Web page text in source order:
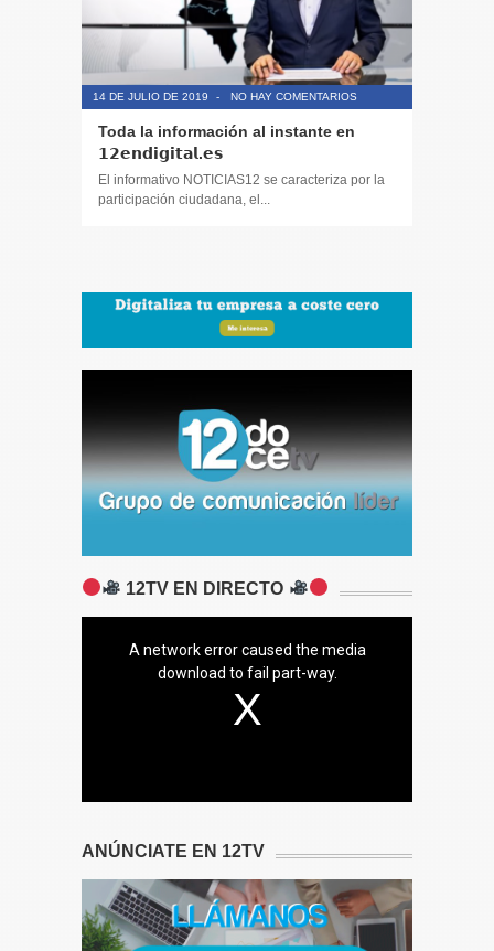
14 DE JULIO DE 2019 - NO HAY COMENTARIOS
Toda la información al instante en
𝟭𝟮𝗲𝗻𝗱𝗶𝗴𝗶𝘁𝗮𝗹.𝗲𝘀
El informativo NOTICIAS12 se caracteriza por la
participación ciudadana, el...
12TV EN DIRECTO
A network error caused the media
download to fail part-way.
ANÚNCIATE EN 12TV